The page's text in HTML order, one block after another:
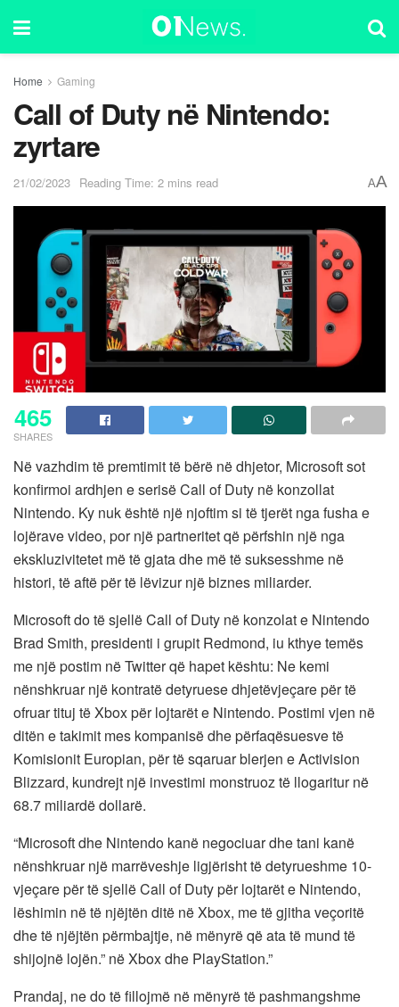
Home Gaming
Call of Duty në Nintendo:
zyrtare
21/02/2023 Reading Time: 2 mins read AA
465
SHARES
Në vazhdim të premtimit të bërë në dhjetor, Microsoft sot
konfirmoi ardhjen e serisë Call of Duty në konzollat ​​
Nintendo. Ky nuk është një njoftim si të tjerët nga fusha e
lojërave video, por një partneritet që përfshin një nga
ekskluzivitetet më të gjata dhe më të suksesshme në
histori, të aftë për të lëvizur një biznes miliarder.
Microsoft do të sjellë Call of Duty në konzolat e Nintendo
Brad Smith, presidenti i grupit Redmond, iu kthye temës
me një postim në Twitter që hapet kështu: Ne kemi
nënshkruar një kontratë detyruese dhjetëvjeçare për të
ofruar tituj të Xbox për lojtarët e Nintendo. Postimi vjen në
ditën e takimit mes kompanisë dhe përfaqësuesve të
Komisionit Europian, për të sqaruar blerjen e Activision
Blizzard, kundrejt një investimi monstruoz të llogaritur në
68.7 miliardë dollarë.
“Microsoft dhe Nintendo kanë negociuar dhe tani kanë
nënshkruar një marrëveshje ligjërisht të detyrueshme 10-
vjeçare për të sjellë Call of Duty për lojtarët e Nintendo,
lëshimin në të njëjtën ditë në Xbox, me të gjitha veçoritë
dhe të njëjtën përmbajtje, në mënyrë që ata të mund të
shijojnë lojën.” në Xbox dhe PlayStation.”
Prandaj, ne do të fillojmë në mënyrë të pashmangshme